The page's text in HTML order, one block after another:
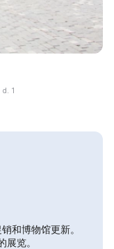
1
和博物馆更新。
览。